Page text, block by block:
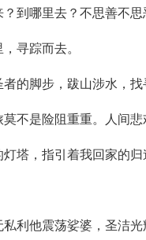
到哪里去？不思善不思
寻踪而去。
的脚步，跋山涉水，找
不是险阻重重。人间悲
塔，指引着我回家的归
利他震荡娑婆，圣洁光